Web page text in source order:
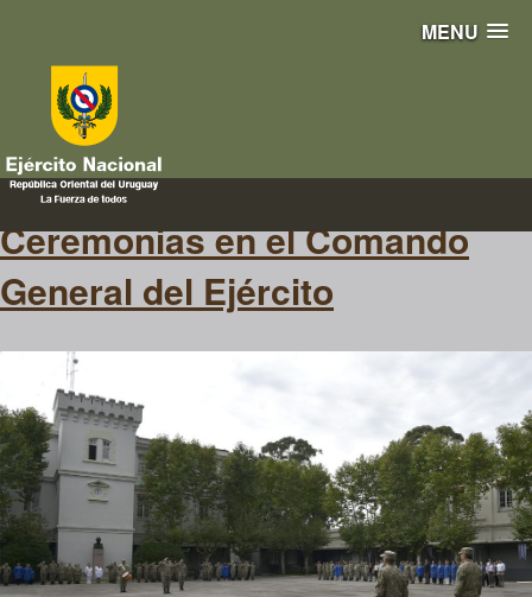
MENU
subjefe
Ceremonias en el Comando
General del Ejército